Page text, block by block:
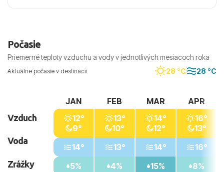
Počasie
Priemerné teploty vzduchu a vody v jednotlivých mesiacoch roka
Aktuálne počasie v destinácii 28 °C 28 °C
Vzduch
Voda
Zrážky
JAN
12°
9°
14°
5%
FEB
13°
10°
13°
4%
MAR
14°
12°
14°
15%
APR
16°
13°
16°
8%